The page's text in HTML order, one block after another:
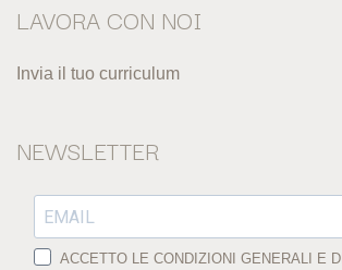
LAVORA CON NOI
Invia il tuo curriculum
NEWSLETTER
ACCETTO LE CONDIZIONI GENERALI E DI